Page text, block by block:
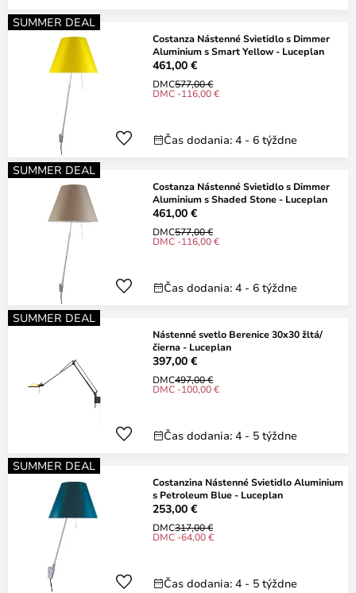
SUMMER DEAL
Costanza Nástenné Svietidlo s Dimmer
Aluminium s Smart Yellow - Luceplan
461,00 €
DMC577,00 €
DMC -116,00 €
Čas dodania: 4 - 6 týždne
SUMMER DEAL
Costanza Nástenné Svietidlo s Dimmer
Aluminium s Shaded Stone - Luceplan
461,00 €
DMC577,00 €
DMC -116,00 €
Čas dodania: 4 - 6 týždne
SUMMER DEAL
Nástenné svetlo Berenice 30x30 žltá/
čierna - Luceplan
397,00 €
DMC497,00 €
DMC -100,00 €
Čas dodania: 4 - 5 týždne
SUMMER DEAL
Costanzina Nástenné Svietidlo Aluminium
s Petroleum Blue - Luceplan
253,00 €
DMC317,00 €
DMC -64,00 €
Čas dodania: 4 - 5 týždne